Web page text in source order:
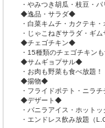
・やみつき胡瓜・枝豆・
◆逸品・サラダ◆
・白菜キムチ・カクテキ
・じゃこねぎサラダ・ギ
◆チェゴチキン◆
・15種類のチェゴチキンも
◆サムギョプサル◆
・お肉も野菜も食べ放題！
◆揚物◆
・フライドポテト・ニラ
◆デザート◆
・バニラアイス・ホット
・エンドレス飲み放題（